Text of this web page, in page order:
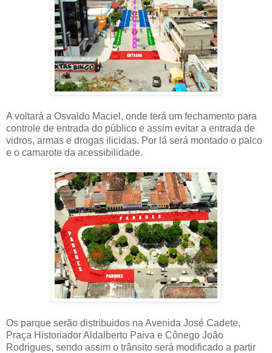
A voltará a Osvaldo Maciel, onde terá um fechamento para
controle de entrada do público e assim evitar a entrada de
vidros, armas e drogas ilicidas. Por lá será montado o palco
e o camarote da acessibilidade.
Os parque serão distribuidos na Avenida José Cadete,
Praça Historiador Aldalberto Paiva e Cônego João
Rodrigues, sendo assim o trânsito será modificado a partir